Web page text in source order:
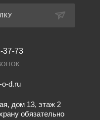
37-73
o-d.ru
дом 13, этаж 2
обязательно